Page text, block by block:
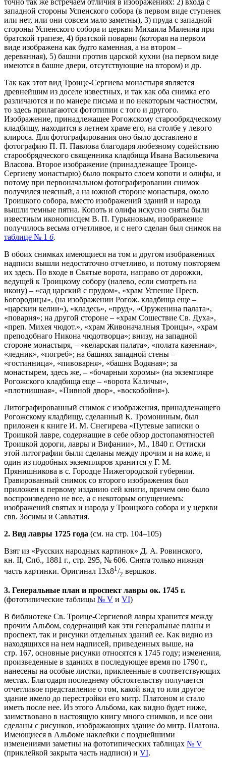
западной стороны Успенского собора (в первом виде ступенек
или нет, или они совсем мало заметны), 3) пруда с западной
стороны Успенского собора и церкви Михаила Малеина при
братской трапезе, 4) братской поварни (которая на первом
виде изображена как будто каменная, а на втором –
деревянная), 5) башни против царской кухни (на первом виде
имеются в башне двери, отсутствующие на втором) и др.
Так как этот вид Троице-Сергиева монастыря является
древнейшим из доселе известных, и так как оба снимка его
различаются и по манере письма и по некоторым частностям,
то здесь прилагаются фототипии с того и другого.
Изображение, принадлежащее Рогожскому старообрядческому
кладбищу, находится в летнем храме его, на столбе у левого
клироса. Для фотографирования оно было доставлено в
фотографию П. П. Павлова благодаря любезному содействию
старообрядческого священника кладбища Ивана Васильевича
Власова. Второе изображение (принадлежащее Троице-
Сергиеву монастырю) было покрыто слоем копоти и олифы, и
потому при первоначальном фотографировании снимок
получился неясный, а на южной стороне монастыря, около
Троицкого собора, вместо изображений зданий и народа
вышли темные пятна. Копоть и олифа искусно сняты были
известным иконописцем В. П. Гурьяновым, изображение
получилось весьма отчетливое, и с него сделан был снимок на
таблице № 1 б.
В обоих снимках имеющиеся на том и другом изображениях
надписи вышли недостаточно отчетливо, и потому повторяем
их здесь. По входе в Святые ворота, направо от дорожки,
ведущей к Троицкому собору (налево, если смотреть на
икону) – «сад царский с прудом», «храм Успение Пресв.
Богородицы», (на изображении Рогож. кладбища еще –
«царскии келии»), «кладесь», «пруд», «Оруженина палата»,
«поварня»; на другой стороне – «храм Сошествие Св. Духа»,
«преп. Михея чюдот.», «храм Живоначалныя Троицы», «храм
преподобнаго Никона чюдотворца»; внизу, на западной
стороне монастыря, – «келарская палата», «полата казенная»,
«ледник», «погреб»; на башнях западной стены –
«гостинница», «пивоварня», «башня Водяная»; за
монастырем, здесь же, – «бочарныи хоромы» (на экземпляре
Рогожского кладбища еще – «ворота Каличьи»,
«плотнишная», «Пивной двор», «воскобойня»).
Литографированный снимок с изображения, принадлежащего
Рогожскому кладбищу, сделанный К. Тромониным, был
приложен к книге И. М. Снегирева «Путевые записки о
Троицкой лавре, содержащие в себе обзор достопамятностей
Троицкой дороги, лавры и Вифании», М., 1840 г. Оттиски
этой литографии были сделаны между прочим и на коже, и
один из подобных экземпляров хранится у Г. М.
Прянишникова в с. Городце Нижегородской губернии.
Гравированный снимок со второго изображения был
приложен к первому изданию сей книги, причем оно было
воспроизведено не все, а с некоторым опущениемъ:
изображений святых и народа у Троицкого собора и у церкви
свв. Зосимы и Савватия.
2. Вид лавры 1725 года (см. на стр. 104–105)
Взят из «Русских народных картинок» Д. А. Ровинского,
кн. II, Спб., 1881 г., стр. 295, № 606. Снята только нижняя
часть картинки. Оригинал 13x81 /2 вершков.
3. Генеральные план и проспект лавры ок. 1745 г.
(фототипические таблицы № V и VI)
В библиотеке Св. Троице-Сергиевой лавры хранится между
прочим Альбом, содержащий как эти генеральные планы и
проспект, так и рисунки отдельных зданий ее. Как видно из
находящихся на нем надписей, приведенных выше, на
стр. 167, основные рисунки относятся к 1745 году; изменения,
произведенные в зданиях в последующее время по 1790 г.,
нанесены на особые листки, приклеенные в соответствующих
местах. Благодаря последнему обстоятельству получается
отчетливое представление о том, какой вид то или другое
здание имело до перестройки его митр. Платоном и стало
иметь после нее. Из этого Альбома, как видно будет ниже,
заимствовано в настоящую книгу много снимков, и все они
сделаны с рисунков, изображающих здание до митр. Платона.
Имеющиеся в Альбоме наклейки с позднейшими
изменениями заметны на фототипических таблицах № V
(приклейкой закрыта часть надписи) и VI.